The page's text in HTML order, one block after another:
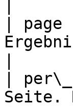
|
|
Seite.